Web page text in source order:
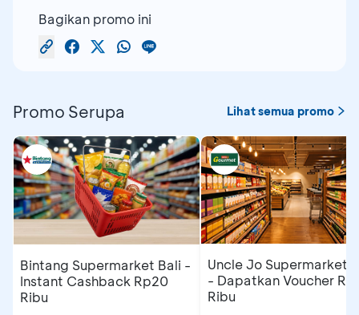
Bagikan promo ini
Promo Serupa Lihat semua promo
Bintang Supermarket Bali -
Instant Cashback Rp20
Ribu
Uncle Jo Supermarket
- Dapatkan Voucher
Ribu